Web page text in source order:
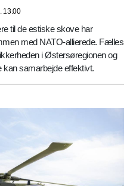
13.00
til de estiske skove har
med NATO-allierede. Fælles
i Østersøregionen og
kan samarbejde effektivt.